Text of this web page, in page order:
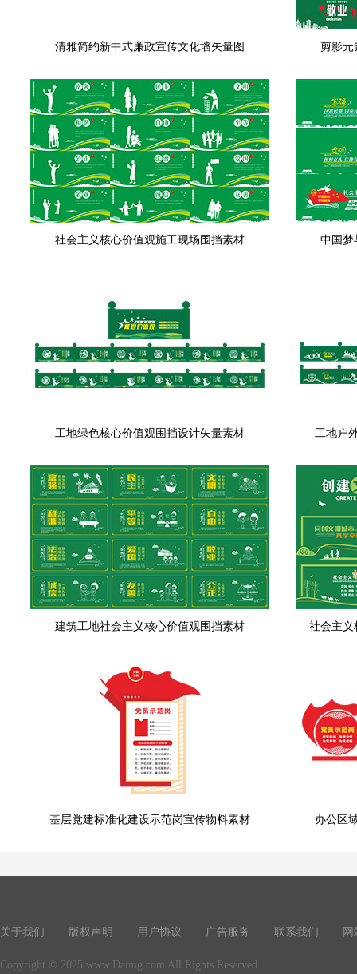
清雅简约新中式廉政宣传文化墙矢量图 剪影元
社会主义核心价值观施工现场围挡素材 中国梦
工地绿色核心价值观围挡设计矢量素材 工地户
建筑工地社会主义核心价值观围挡素材 社会主义
基层党建标准化建设示范岗宣传物料素材 办公区
关于我们 版权声明 用户协议 广告服务 联系我们 网
Copyright © 2025 www.Daimg.com All Rights Reserved